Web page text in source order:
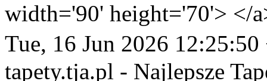
width='90' height='70'> </
Tue, 16 Jun 2026 12:25:50
tapety.tja.pl - Najlepsze